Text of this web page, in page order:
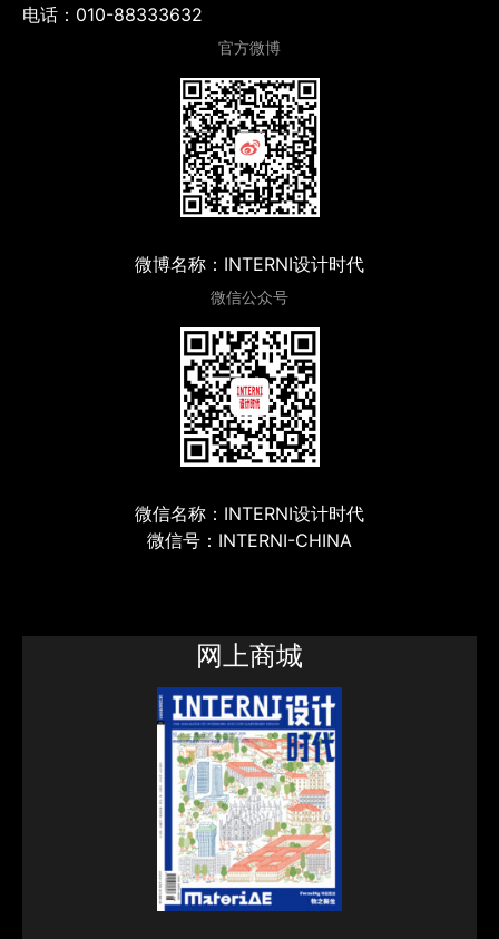
电话：010-88333632
官方微博
微博名称：INTERNI设计时代
微信公众号
微信名称：INTERNI设计时代
微信号：INTERNI-CHINA
网上商城